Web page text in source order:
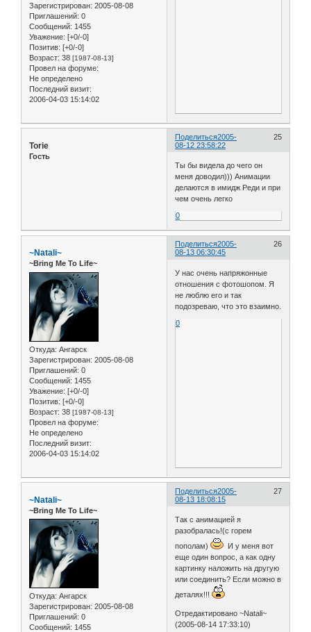
Зарегистрирован: 2005-08-08
Приглашений: 0
Сообщений: 1455
Уважение: [+0/-0]
Позитив: [+0/-0]
Возраст: 38 [1987-08-13]
Провел на форуме:
Не определено
Последний визит:
2006-04-03 15:14:02
Поделиться 25
2005-
08-12 23:58:22
Torie
Гость
Ты бы видела до чего он
меня доводил))) Анимации
делаются в имидж Реди и при
чем очень легко
0
Поделиться 26
2005-
08-13 06:30:45
~Natali~
~Bring Me To Life~
Откуда: Ангарск
Зарегистрирован: 2005-08-08
Приглашений: 0
Сообщений: 1455
Уважение: [+0/-0]
Позитив: [+0/-0]
Возраст: 38 [1987-08-13]
Провел на форуме:
Не определено
Последний визит:
2006-04-03 15:14:02
У нас очень напряжонные
отношения с фотошопом. Я
не люблю его и так
подозреваю, что это взаимно.
0
Поделиться 27
2005-
08-13 18:08:15
~Natali~
~Bring Me To Life~
Откуда: Ангарск
Зарегистрирован: 2005-08-08
Приглашений: 0
Сообщений: 1455
Так с анимацией я
разобралась!(с горем
пополам)
И у меня вот
еще один вопрос, а как одну
картинку наложить на другую
или соединить? Если можно в
деталях!!!
Отредактировано ~Natali~
(2005-08-14 17:33:10)